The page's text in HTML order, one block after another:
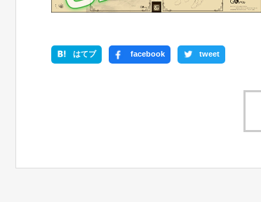
はてブ facebook tweet